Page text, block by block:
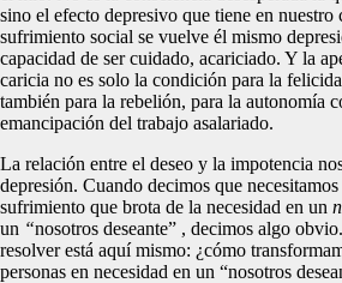
sino el efecto depresivo que tiene en nuestro
sufrimiento social se vuelve él mismo
capacidad de ser cuidado, acariciado. Y la
caricia no es solo la condición para la
también para la rebelión, para la autonomía
emancipación del trabajo asalariado.
La relación entre el deseo y la impotencia
depresión. Cuando decimos que
sufrimiento que brota de la necesidad en un
un “nosotros deseante” , decimos algo
resolver está aquí mismo: ¿cómo
personas en necesidad en un “nosotros